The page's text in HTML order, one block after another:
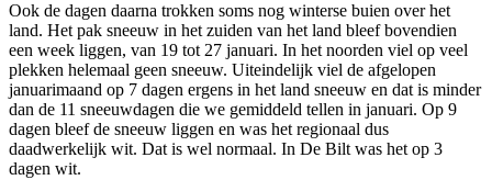
Ook de dagen daarna trokken soms nog winterse buien over het
land. Het pak sneeuw in het zuiden van het land bleef bovendien
een week liggen, van 19 tot 27 januari. In het noorden viel op veel
plekken helemaal geen sneeuw. Uiteindelijk viel de afgelopen
januarimaand op 7 dagen ergens in het land sneeuw en dat is minder
dan de 11 sneeuwdagen die we gemiddeld tellen in januari. Op 9
dagen bleef de sneeuw liggen en was het regionaal dus
daadwerkelijk wit. Dat is wel normaal. In De Bilt was het op 3
dagen wit.